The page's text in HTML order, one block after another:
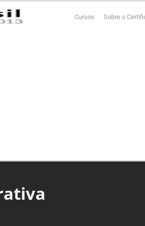
Cursos Sobre o